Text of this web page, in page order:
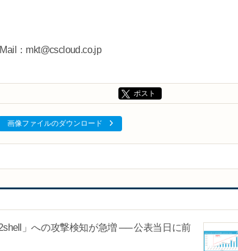
：mkt@cscloud.co.jp
ポスト
画像ファイルのダウンロード
」への攻撃検知が急増 ── 公表当日に前